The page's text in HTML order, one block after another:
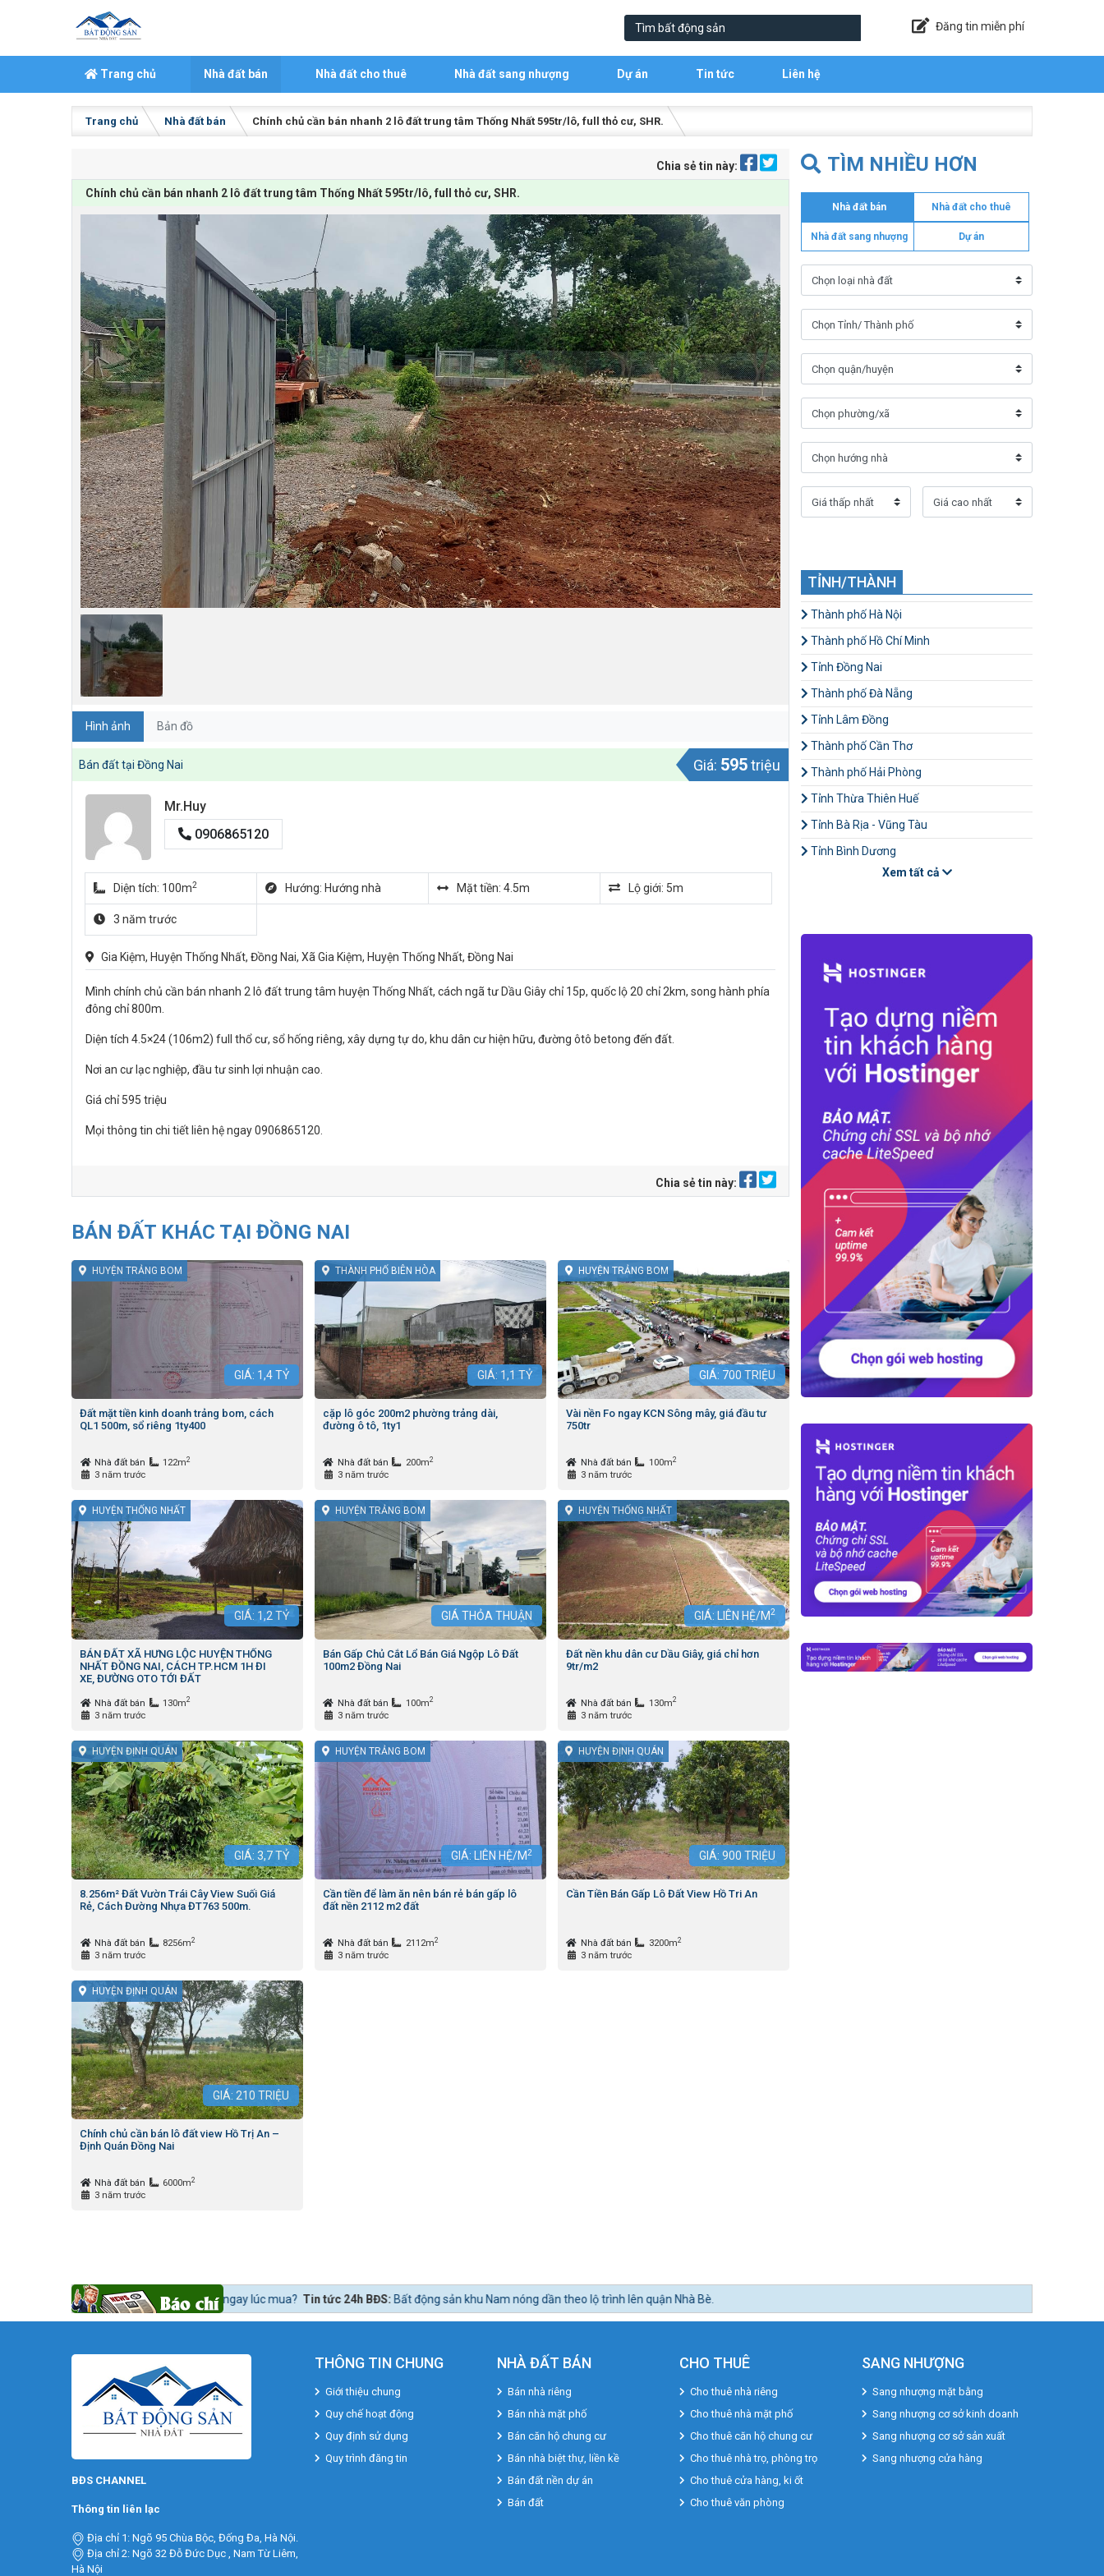
Đăng tin miễn phí
Trang chủ Nhà đất bán Nhà đất cho thuê Nhà đất sang nhượng Dự án Tin tức Liên hệ
Trang chủ Nhà đất bán Chính chủ cần bán nhanh 2 lô đất trung tâm Thống Nhất 595tr/lô, full thỏ cư, SHR.
Chia sẻ tin này:
Chính chủ cần bán nhanh 2 lô đất trung tâm Thống Nhất 595tr/lô, full thỏ cư, SHR.
Hình ảnh Bản đồ
Bán đất tại Đồng Nai Giá: 595triệu
Mr.Huy
0906865120
Diện tích: 100m2 Hướng: Hướng nhà Mặt tiền: 4.5m Lộ giới: 5m
3 năm trước
Gia Kiệm, Huyện Thống Nhất, Đồng Nai, Xã Gia Kiệm, Huyện Thống Nhất, Đồng Nai
Mình chính chủ cần bán nhanh 2 lô đất trung tâm huyện Thống Nhất, cách ngã tư Dầu Giây chỉ 15p, quốc lộ 20 chỉ 2km, song hành phía
đông chỉ 800m.
Diện tích 4.5×24 (106m2) full thổ cư, sổ hống riêng, xây dựng tự do, khu dân cư hiện hữu, đường ôtô betong đến đất.
Nơi an cư lạc nghiệp, đầu tư sinh lợi nhuận cao.
Giá chỉ 595 triệu
Mọi thông tin chi tiết liên hệ ngay 0906865120.
Chia sẻ tin này:
BÁN ĐẤT KHÁC TẠI ĐỒNG NAI
HUYỆN TRẢNG BOM
GIÁ: 1,4TỶ
Đất mặt tiền kinh doanh trảng bom, cách
QL1 500m, sổ riêng 1ty400
Nhà đất bán 122m2
3 năm trước
THÀNH PHỐ BIÊN HÒA
GIÁ: 1,1 TỶ
cặp lô góc 200m2 phường trảng dài,
đường ô tô, 1ty1
Nhà đất bán 200m2
3 năm trước
HUYỆN TRẢNG BOM
GIÁ: 700 TRIỆU
Vài nền Fo ngay KCN Sông mây, giá đầu tư
750tr
Nhà đất bán 100m2
3 năm trước
HUYỆN THỐNG NHẤT
GIÁ: 1,2 TỶ
BÁN ĐẤT XÃ HƯNG LỘC HUYỆN THỐNG
NHẤT ĐỒNG NAI, CÁCH TP.HCM 1H ĐI
XE, ĐƯỜNG OTO TỚI ĐẤT
Nhà đất bán 130m2
3 năm trước
HUYỆN TRẢNG BOM
GIÁ THỎA THUẬN
Bán Gấp Chủ Cắt Lổ Bán Giá Ngộp Lô Đất
100m2 Đồng Nai
Nhà đất bán 100m2
3 năm trước
HUYỆN THỐNG NHẤT
GIÁ: LIÊN HỆ/M2
Đất nền khu dân cư Dầu Giây, giá chỉ hơn
9tr/m2
Nhà đất bán 130m2
3 năm trước
HUYỆN ĐỊNH QUÁN
GIÁ: 3,7TỶ
8.256m² Đất Vườn Trái Cây View Suối Giá
Rẻ, Cách Đường Nhựa ĐT763 500m.
Nhà đất bán 8256m2
3 năm trước
HUYỆN TRẢNG BOM
GIÁ: LIÊN HỆ/M2
Cần tiền để làm ăn nên bán rẻ bán gấp lô
đất nền 2112 m2 đất
Nhà đất bán 2112m2
3 năm trước
HUYỆN ĐỊNH QUÁN
GIÁ: 900 TRIỆU
Cần Tiền Bán Gấp Lô Đất View Hồ Tri An
Nhà đất bán 3200m2
3 năm trước
HUYỆN ĐỊNH QUÁN
GIÁ: 210 TRIỆU
Chính chủ cần bán lô đất view Hồ Trị An –
Định Quán Đồng Nai
Nhà đất bán 6000m2
3 năm trước
TÌM NHIỀU HƠN
Nhà đất bán Nhà đất cho thuê
Nhà đất sang nhượng Dự án
TỈNH/THÀNH
Thành phố Hà Nội
Thành phố Hồ Chí Minh
Tỉnh Đồng Nai
Thành phố Đà Nẵng
Tỉnh Lâm Đồng
Thành phố Cần Thơ
Thành phố Hải Phòng
Tỉnh Thừa Thiên Huế
Tỉnh Bà Rịa - Vũng Tàu
Tỉnh Bình Dương
Xem tất cả
động sản lời ngay lúc mua? Tin tức 24h BĐS:Bất động sản khu Nam nóng dần theo lộ trình lên quận Nhà Bè.
BĐS CHANNEL
Thông tin liên lạc
Địa chỉ 1: Ngõ 95 Chùa Bộc, Đống Đa, Hà Nội.
Địa chỉ 2: Ngõ 32 Đỗ Đức Dục , Nam Từ Liêm,
Hà Nội
THÔNG TIN CHUNG
Giới thiệu chung
Quy chế hoạt động
Quy định sử dụng
Quy trình đăng tin
NHÀ ĐẤT BÁN
Bán nhà riêng
Bán nhà mặt phố
Bán căn hộ chung cư
Bán nhà biệt thự, liền kề
Bán đất nền dự án
Bán đất
CHO THUÊ
Cho thuê nhà riêng
Cho thuê nhà mặt phố
Cho thuê căn hộ chung cư
Cho thuê nhà trọ, phòng trọ
Cho thuê cửa hàng, ki ốt
Cho thuê văn phòng
SANG NHƯỢNG
Sang nhượng mặt bằng
Sang nhượng cơ sở kinh doanh
Sang nhượng cơ sở sản xuất
Sang nhượng cửa hàng